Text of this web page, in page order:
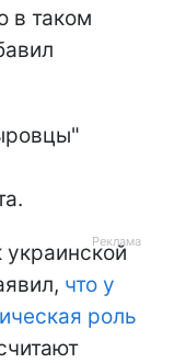
в таком
что у
роль